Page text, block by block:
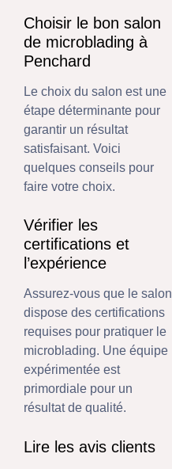
Choisir le bon salon
de microblading à
Penchard
Le choix du salon est une
étape déterminante pour
garantir un résultat
satisfaisant. Voici
quelques conseils pour
faire votre choix.
Vérifier les
certifications et
l’expérience
Assurez-vous que le salon
dispose des certifications
requises pour pratiquer le
microblading. Une équipe
expérimentée est
primordiale pour un
résultat de qualité.
Lire les avis clients